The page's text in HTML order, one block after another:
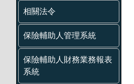
相關法令
保險輔助人管理系統
保險輔助人財務業務報表
系統